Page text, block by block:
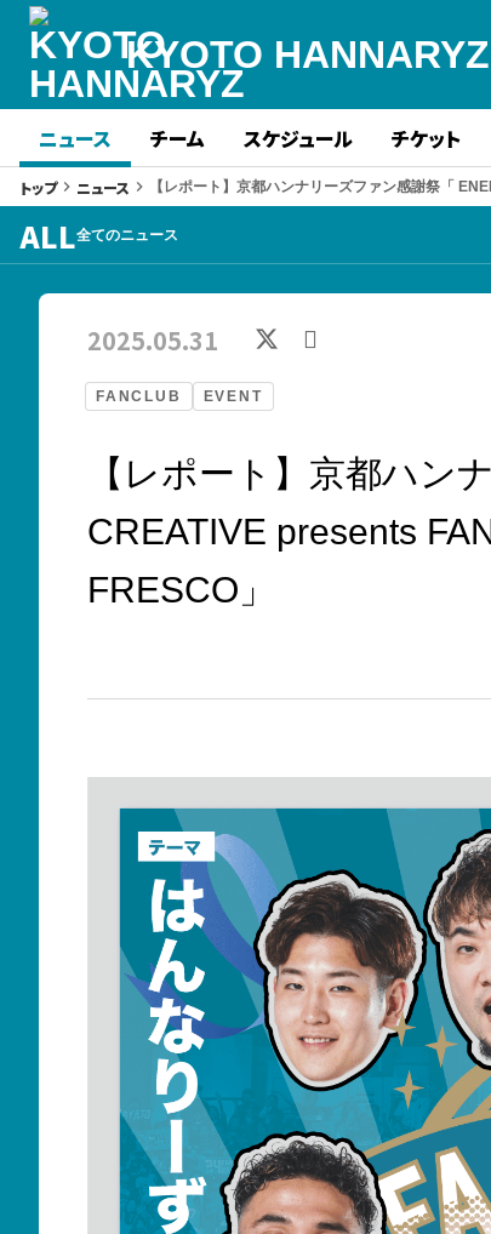
KYOTO HANNARYZ
ニュース チーム スケジュール チケット
トップkeyboard_arrow_right ニュース keyboard_arrow_right 【レポート】京都ハンナリーズファン感謝祭「
ALL全てのニュース
FANCLUB EVENT
2025.05.31
【レポート】京都ハン
CREATIVE presents
FRESCO」